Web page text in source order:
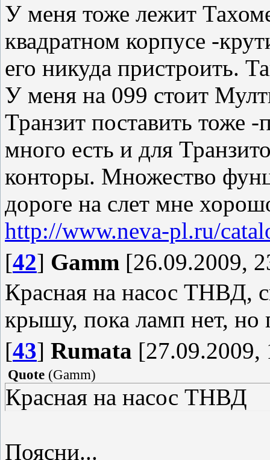
У меня тоже лежит
квадратном корпусе -
его никуда пристроить.
У меня на 099 стоит
Транзит поставить тоже
много есть и для
конторы. Множество
дороге на слет мне
http://www.neva-pl.ru/
[42] Gamm [26.09.2009,
Красная на насос ТНВД,
крышу, пока ламп нет, но
[43] Rumata [27.09.2009,
Quote (Gamm)
Красная на насос ТНВД
Поясни...